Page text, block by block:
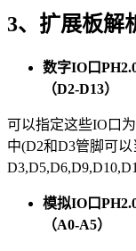
3、扩展板解
数字IO口
（D2-D13）
可以指定这些IO口
中(D2和D3管脚可以
模拟IO口
（A0-A5）